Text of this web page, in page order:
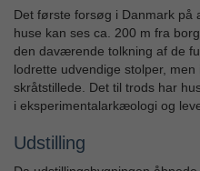
Det første forsøg i Danmark på
huse kan ses ca. 200 m fra
den daværende tolkning af de
lodrette udvendige stolper,
skråtstillede. Det til trods har
i eksperimentalarkæologi og
Udstilling